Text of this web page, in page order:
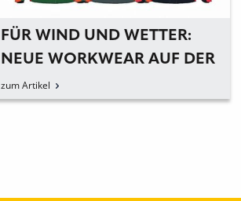
FÜR WIND UND WETTER:
NEUE WORKWEAR AUF DER
A+A VORGESTELLT
zum Artikel